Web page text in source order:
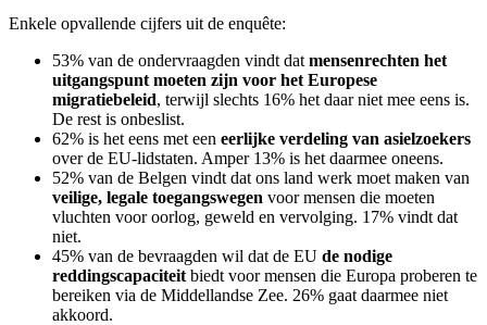
Enkele opvallende cijfers uit de enquête:
53% van de ondervraagden vindt dat mensenrechten het
uitgangspunt moeten zijn voor het Europese
migratiebeleid, terwijl slechts 16% het daar niet mee eens is.
De rest is onbeslist.
62% is het eens met een eerlijke verdeling van asielzoekers
over de EU-lidstaten. Amper 13% is het daarmee oneens.
52% van de Belgen vindt dat ons land werk moet maken van
veilige, legale toegangswegen voor mensen die moeten
vluchten voor oorlog, geweld en vervolging. 17% vindt dat
niet.
45% van de bevraagden wil dat de EU de nodige
reddingscapaciteit biedt voor mensen die Europa proberen te
bereiken via de Middellandse Zee. 26% gaat daarmee niet
akkoord.